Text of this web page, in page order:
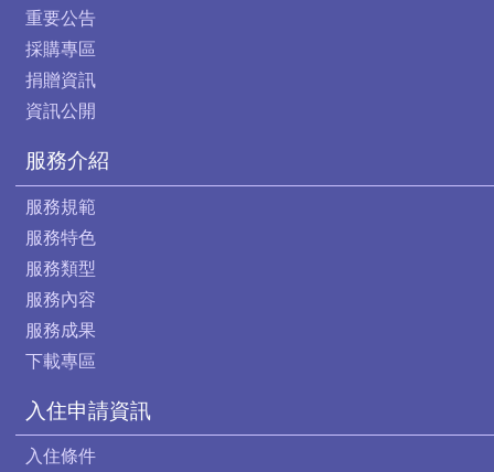
重要公告
採購專區
捐贈資訊
資訊公開
服務介紹
服務規範
服務特色
服務類型
服務內容
服務成果
下載專區
入住申請資訊
入住條件